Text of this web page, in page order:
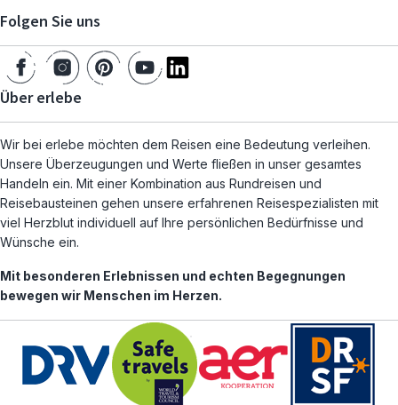
Folgen Sie uns
Über erlebe
Wir bei erlebe möchten dem Reisen eine Bedeutung verleihen.
Unsere Überzeugungen und Werte fließen in unser gesamtes
Handeln ein. Mit einer Kombination aus Rundreisen und
Reisebausteinen gehen unsere erfahrenen Reisespezialisten mit
viel Herzblut individuell auf Ihre persönlichen Bedürfnisse und
Wünsche ein.
Mit besonderen Erlebnissen und echten Begegnungen
bewegen wir Menschen im Herzen.